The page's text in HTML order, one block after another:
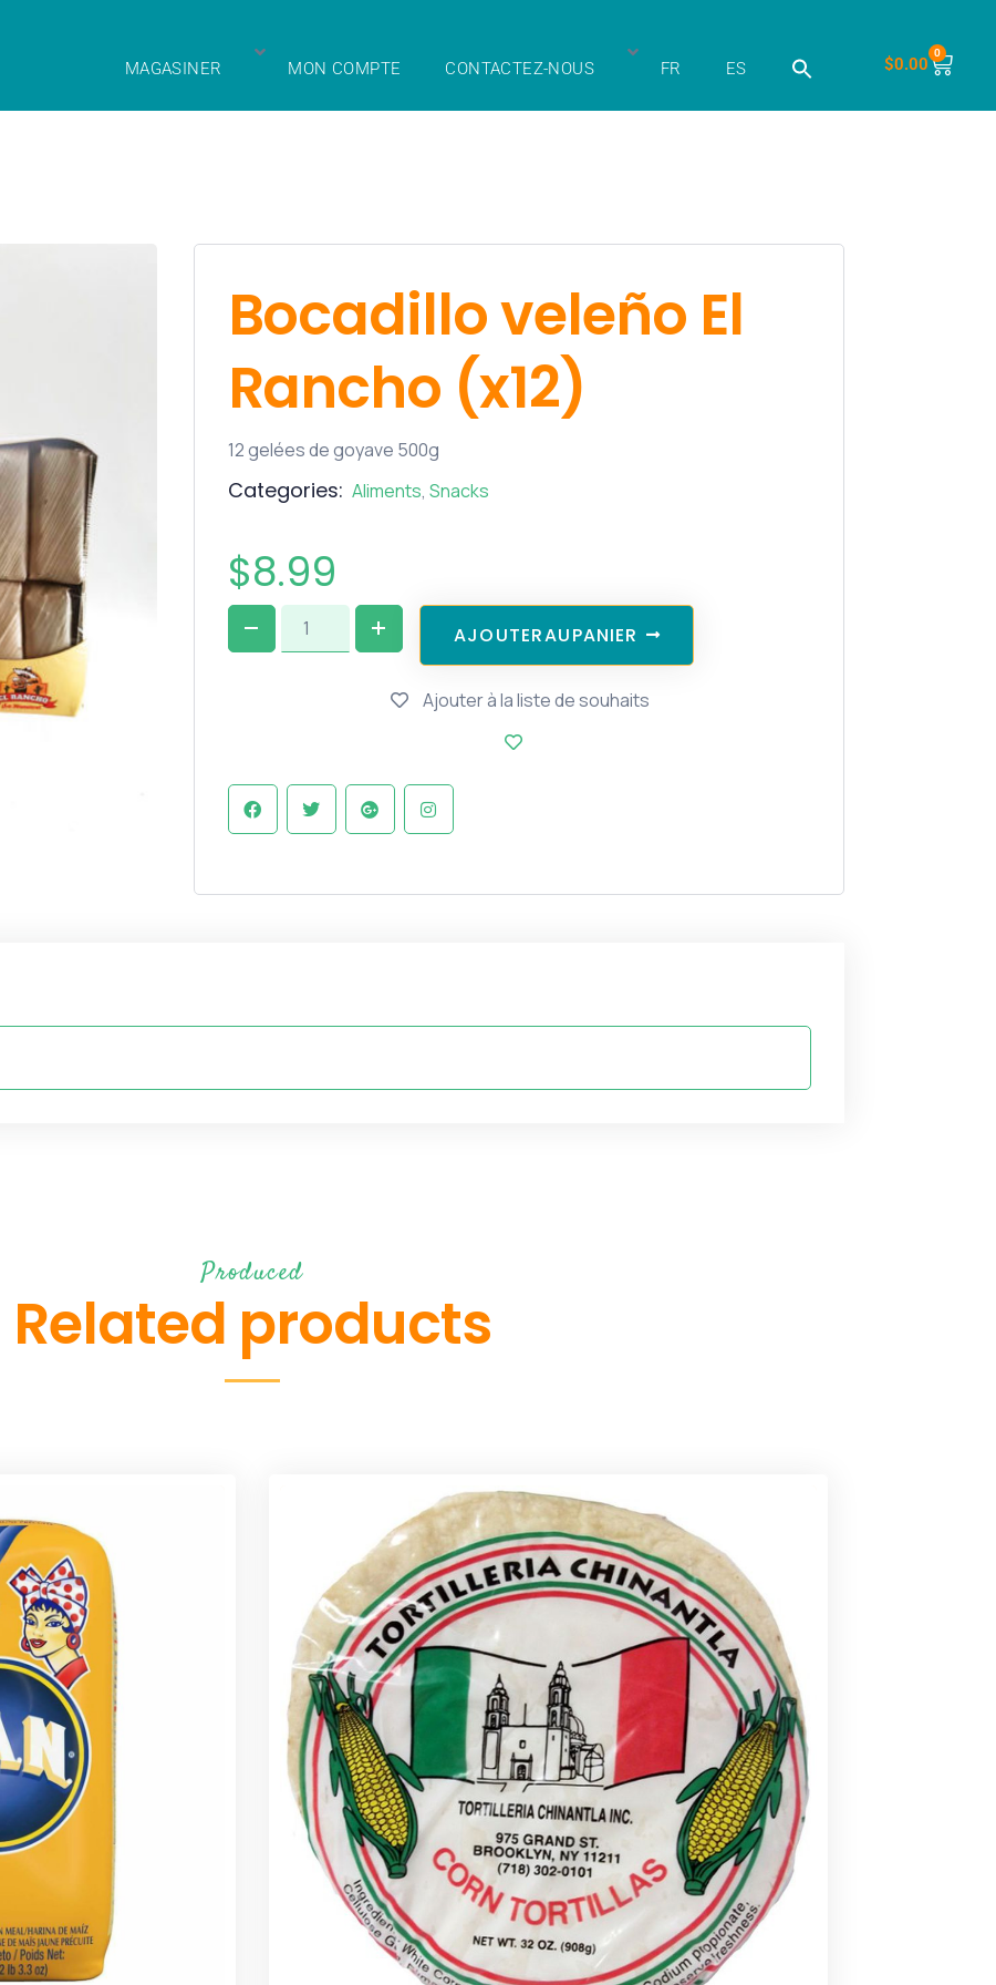
MAGASINER MON COMPTE CONTACTEZ-NOUS FR ES $0.00
0
Bocadillo veleño El
Rancho (x12)
12 gelées de goyave 500g
Categories: Aliments, Snacks
$8.99
AJOUTERAUPANIER
Ajouter à la liste de souhaits
Produced
Related products